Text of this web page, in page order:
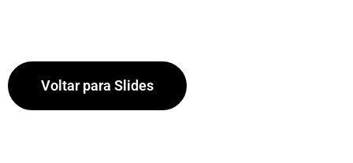
Voltar para Slides